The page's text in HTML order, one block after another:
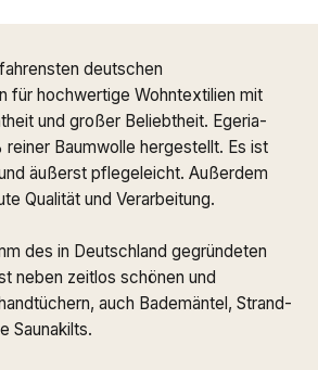
deutschen
für hochwertige Wohntextilien mit
und großer Beliebtheit. Egeria-
reiner Baumwolle hergestellt. Es ist
äußerst pflegeleicht. Außerdem
Qualität und Verarbeitung.
des in Deutschland gegründeten
neben zeitlos schönen und
auch Bademäntel, Strand-
Saunakilts.